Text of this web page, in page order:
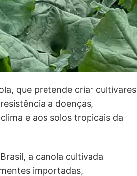
que pretende criar cultivares
a doenças,
e aos solos tropicais da
a canola cultivada
importadas,